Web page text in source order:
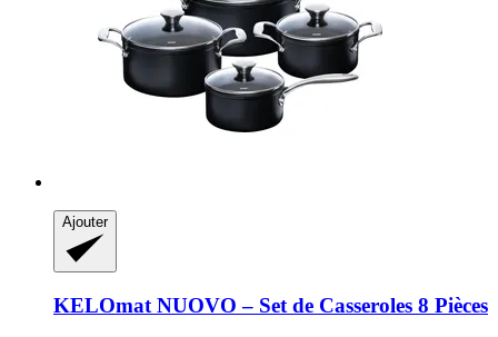
Ajouter
KELOmat NUOVO – Set de Casseroles 8 Pièces